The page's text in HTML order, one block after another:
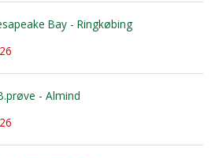
Bay - Ringkøbing
- Almind